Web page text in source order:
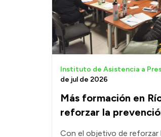
Más formación en
reforzar la
Instituto de Asistencia a
de jul de 2026
Con el objetivo de reforzar